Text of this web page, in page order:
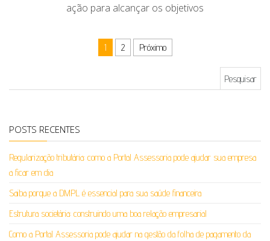
ação para alcançar os objetivos
Paginação de posts
1 2 Próximo
POSTS RECENTES
Regularização tributária: como a Portal Assessoria pode ajudar sua empresa
a ficar em dia
Saiba porque a DMPL é essencial para sua saúde financeira
Estrutura societária: construindo uma boa relação empresarial
Como a Portal Assessoria pode ajudar na gestão da folha de pagamento da